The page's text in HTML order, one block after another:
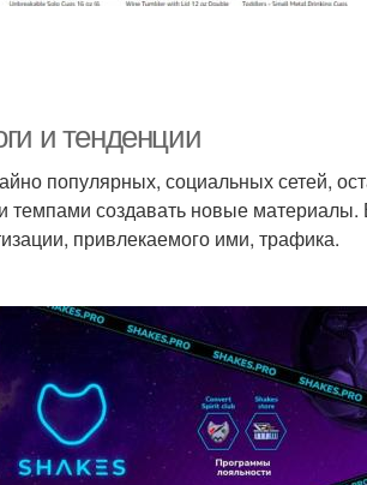
и тенденции
популярных, социальных сетей,
создавать новые материалы.
привлекаемого ими, трафика.